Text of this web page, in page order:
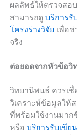
ผลลัพธ์ให้ตรวจสอ
สามารถดู บริการรั
โครงร่างวิจัย เพื่อ
จริง
ต่อยอดจากหัวข้อวิ
วิทยานิพนธ์ ควรเชื่
วิเคราะห์ข้อมูลให้
ที่พร้อมใช้งานมาก
หรือ บริการรับเขีย